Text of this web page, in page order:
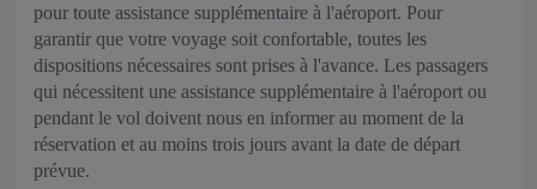
pour toute assistance supplémentaire à l'aéroport. Pour
garantir que votre voyage soit confortable, toutes les
dispositions nécessaires sont prises à l'avance. Les passagers
qui nécessitent une assistance supplémentaire à l'aéroport ou
pendant le vol doivent nous en informer au moment de la
réservation et au moins trois jours avant la date de départ
prévue.